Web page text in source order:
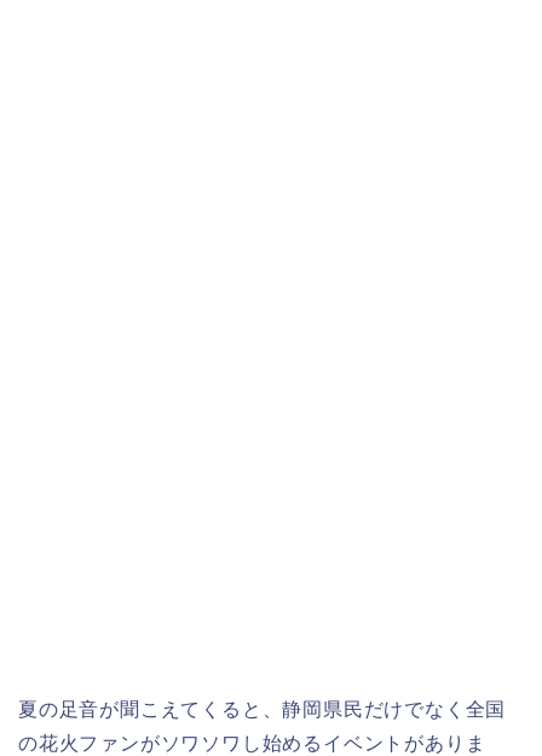
夏の足音が聞こえてくると、静岡県民だけでなく全国
の花火ファンがソワソワし始めるイベントがありま